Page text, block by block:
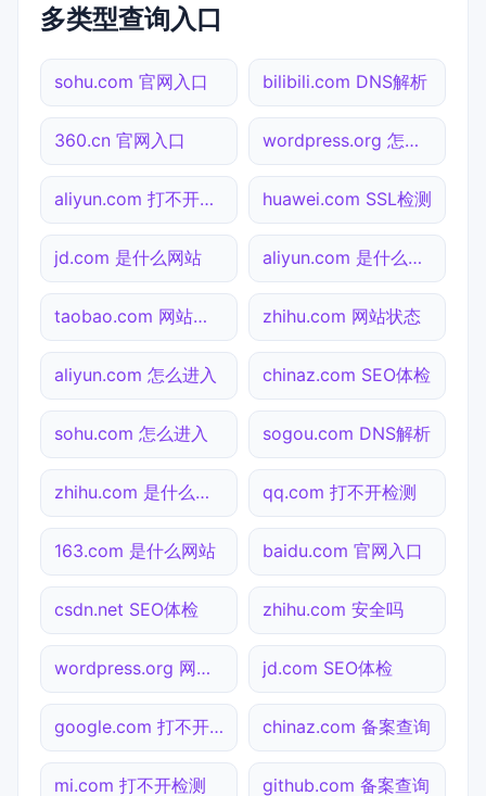
多类型查询入口
sohu.com 官网入口 bilibili.com DNS解析
360.cn 官网入口 wordpress.org 怎么进入
aliyun.com 打不开检测 huawei.com SSL检测
jd.com 是什么网站 aliyun.com 是什么网站
taobao.com 网站状态 zhihu.com 网站状态
aliyun.com 怎么进入 chinaz.com SEO体检
sohu.com 怎么进入 sogou.com DNS解析
zhihu.com 是什么网站 qq.com 打不开检测
163.com 是什么网站 baidu.com 官网入口
csdn.net SEO体检 zhihu.com 安全吗
wordpress.org 网站状态 jd.com SEO体检
google.com 打不开检测 chinaz.com 备案查询
mi.com 打不开检测 github.com 备案查询